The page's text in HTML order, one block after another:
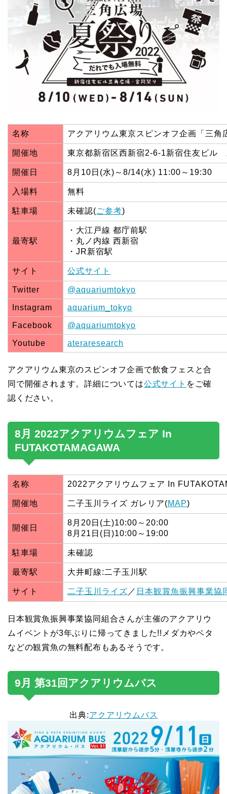
名称 アクアリウム東京スピンオフ企画「三角
開催地 東京都新宿区西新宿2-6-1新宿住友ビル
開催日 8月10日(水)～8/14(水) 11:00～19:30
入場料 無料
駐車場 未確認(ご参考)
最寄駅
・大江戸線 都庁前駅
・丸ノ内線 西新宿
・JR新宿駅
サイト 公式サイト
Twitter @aquariumtokyo
Instagram aquarium_tokyo
Facebook @aquariumtokyo
Youtube ateraresearch
アクアリウム東京のスピンオフ企画で飲食フェスと合
同で開催されます。詳細については公式サイト をご確
認ください。
8月 2022アクアリウムフェア In
FUTAKOTAMAGAWA
名称 2022アクアリウムフェア In
開催地 二子玉川ライズ ガレリア(MAP)
開催日
8月20日(土
8月21日(日)10:00～19:00
駐車場 未確認
最寄駅 大井町線:二子玉川駅
サイト 二子玉川ライズ ／ 日本観賞魚振興事業協
日本観賞魚振興事業協同組合さんが主催のアクアリウ
ムイベントが3年ぶりに帰ってきました!!メダカやベタ
などの観賞魚の無料配布もあるそうです。
9月 第31回アクアリウムバス
出典:アクアリウムバス